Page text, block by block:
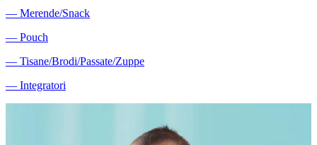
― Merende/Snack
― Pouch
― Tisane/Brodi/Passate/Zuppe
― Integratori